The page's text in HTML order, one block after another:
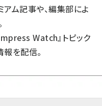
アム記事や、編集部によ
Watch』トピック
を配信。